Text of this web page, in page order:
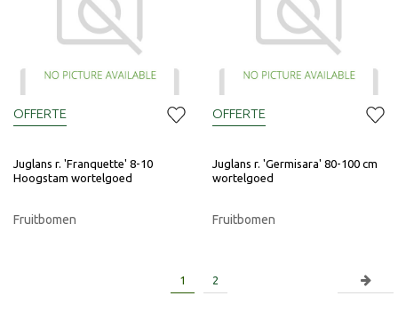
Juglans r. 'Franquette' 8-10
Hoogstam wortelgoed
Fruitbomen
OFFERTE
Juglans r. 'Germisara' 80-100 cm
wortelgoed
Fruitbomen
OFFERTE
1 2